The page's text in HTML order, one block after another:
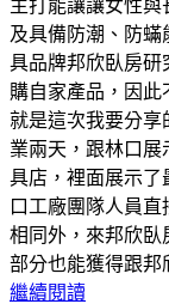
主打能讓讓女性與
及具備防潮、防蟎
具品牌邦欣臥房研
購自家產品，因
就是這次我要分享
業兩天，跟林口展
具店，裡面展示了
口工廠團隊人員
相同外，來邦欣臥
部分也能獲得跟邦
繼續閱讀